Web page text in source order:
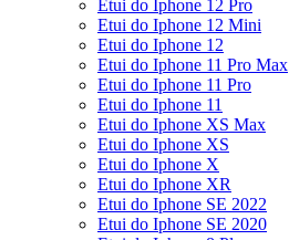
Etui do Iphone 12 Pro
Etui do Iphone 12 Mini
Etui do Iphone 12
Etui do Iphone 11 Pro Max
Etui do Iphone 11 Pro
Etui do Iphone 11
Etui do Iphone XS Max
Etui do Iphone XS
Etui do Iphone X
Etui do Iphone XR
Etui do Iphone SE 2022
Etui do Iphone SE 2020